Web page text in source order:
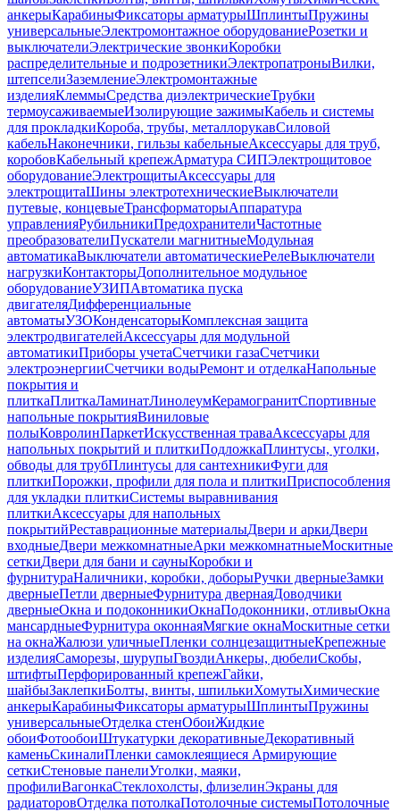
анкерыКарабиныФиксаторы арматурыШплинтыПружины
универсальныеЭлектромонтажное оборудованиеРозетки и
выключателиЭлектрические звонкиКоробки
распределительные и подрозетникиЭлектропатроныВилки,
штепселиЗаземлениеЭлектромонтажные
изделияКлеммыСредства диэлектрическиеТрубки
термоусаживаемыеИзолирующие зажимыКабель и системы
для прокладкиКороба, трубы, металлорукавСиловой
кабельНаконечники, гильзы кабельныеАксессуары для труб,
коробовКабельный крепежАрматура СИПЭлектрощитовое
оборудованиеЭлектрощитыАксессуары для
электрощитаШины электротехническиеВыключатели
путевые, концевыеТрансформаторыАппаратура
управленияРубильникиПредохранителиЧастотные
преобразователиПускатели магнитныеМодульная
автоматикаВыключатели автоматическиеРелеВыключатели
нагрузкиКонтакторыДополнительное модульное
оборудованиеУЗИПАвтоматика пуска
двигателяДифференциальные
автоматыУЗОКонденсаторыКомплексная защита
электродвигателейАксессуары для модульной
автоматикиПриборы учетаСчетчики газаСчетчики
электроэнергииСчетчики водыРемонт и отделкаНапольные
покрытия и
плиткаПлиткаЛаминатЛинолеумКерамогранитСпортивные
напольные покрытияВиниловые
полыКовролинПаркетИскусственная траваАксессуары для
напольных покрытий и плиткиПодложкаПлинтусы, уголки,
обводы для трубПлинтусы для сантехникиФуги для
плиткиПорожки, профили для пола и плиткиПриспособления
для укладки плиткиСистемы выравнивания
плиткиАксессуары для напольных
покрытийРеставрационные материалыДвери и аркиДвери
входныеДвери межкомнатныеАрки межкомнатныеМоскитные
сеткиДвери для бани и сауныКоробки и
фурнитураНаличники, коробки, доборыРучки дверныеЗамки
дверныеПетли дверныеФурнитура двернаяДоводчики
дверныеОкна и подоконникиОкнаПодоконники, отливыОкна
мансардныеФурнитура оконнаяМягкие окнаМоскитные сетки
на окнаЖалюзи уличныеПленки солнцезащитныеКрепежные
изделияСаморезы, шурупыГвоздиАнкеры, дюбелиСкобы,
штифтыПерфорированный крепежГайки,
шайбыЗаклепкиБолты, винты, шпилькиХомутыХимические
анкерыКарабиныФиксаторы арматурыШплинтыПружины
универсальныеОтделка стенОбоиЖидкие
обоиФотообоиШтукатурки декоративныеДекоративный
каменьСкиналиПленки самоклеящиеся Армирующие
сеткиСтеновые панелиУголки, маяки,
профилиВагонкаСтеклохолсты, флизелинЭкраны для
радиаторовОтделка потолкаПотолочные системыПотолочные